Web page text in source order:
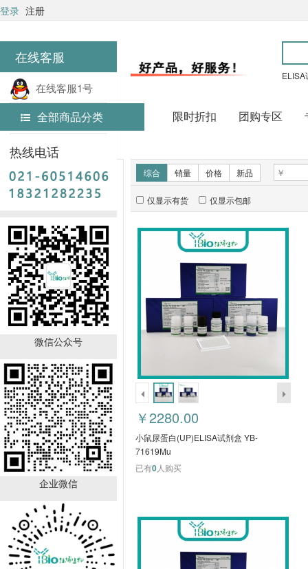
在线客服
在线客服1号
在线客服2号
热线电话
微信公众号
企业微信
登录 注册
ELISA
全部商品分类 限时折扣 团购专区
首页
ELISA试剂盒
新品推荐
小鼠核受体
RORγ(RORC)ELISA试剂
盒 YB-71102Mu
￥2780.00
已有
人购买
小鼠脊椎蛋白
2(SPON2)ELISA试剂盒
YB-71106Mu
￥2780.00
已有0人购买
综合 销量 价格 新品
仅显示有货 仅显示包邮
￥2280.00
小鼠尿蛋白(UP)ELISA试剂盒 YB-
71619Mu
已有0人购买